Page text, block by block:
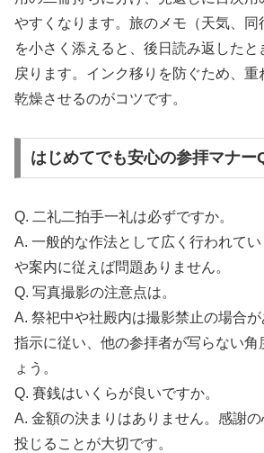
やすくなります。旅のメモ（天気、同
を小さく添えると、後日読み返したと
戻ります。インク移りを防ぐため、
乾燥させるのがコツです。
はじめてでも安心の参拝マナー
Q. 二礼二拍手一礼は必ずですか。
A. 一般的な作法として広く行われて
や案内に従えば問題ありません。
Q. 写真撮影の注意点は。
A. 祭祀中や社殿内は撮影禁止の場合
指示に従い、他の参拝者が写らない角
ょう。
Q. 賽銭はいくらが良いですか。
A. 金額の決まりはありません。感謝
投じることが大切です。